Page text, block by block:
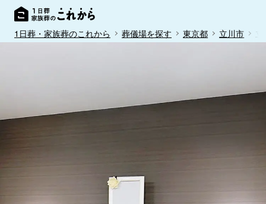
1日葬・家族葬のこれから 葬儀場を探す 東京都 立川市